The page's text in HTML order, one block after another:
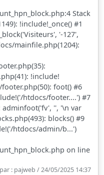
Stack
!include!_once() #1
'-127',
mainfile.php(1204):
!include!
foot() #6
htdocs/footer....') #7
'', '\n var
blocks() #9
htdocs/admin/b...')
on line
: pajweb / 24/05/2025 14:37